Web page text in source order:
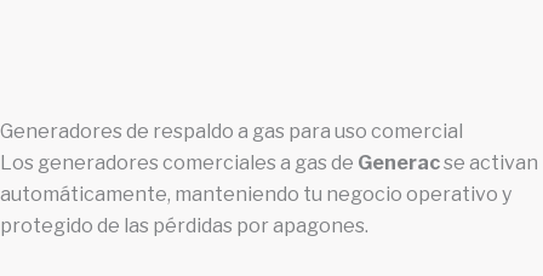
Generadores de respaldo a gas para uso comercial
Los generadores comerciales a gas de Generacse activan
automáticamente, manteniendo tu negocio operativo y
protegido de las pérdidas por apagones.